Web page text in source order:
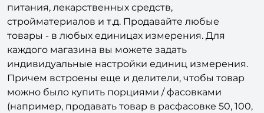
питания, лекарственных средств,
стройматериалов и т.д. Продавайте любые
товары - в любых единицах измерения. Для
каждого магазина вы можете задать
индивидуальные настройки единиц измерения.
Причем встроены еще и делители, чтобы товар
можно было купить порциями / фасовками
(например, продавать товар в расфасовке 50, 100,